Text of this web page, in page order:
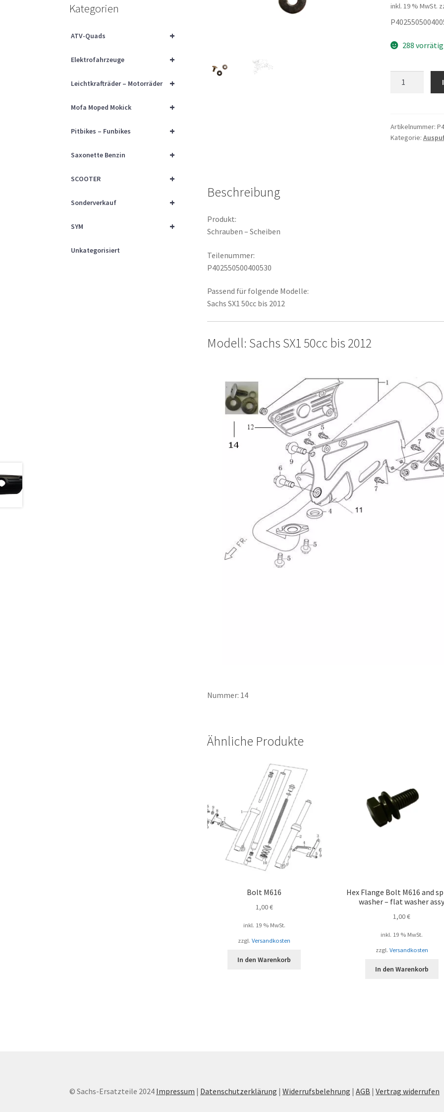
inkl. 19 % MwSt.
288 vorrätig
Artikelnummer:
Kategorie:
Beschreibung
Produkt:
Schrauben – Scheiben
Teilenummer:
P402550500400530
Passend für folgende Modelle:
Sachs SX1 50cc bis 2012
Modell: Sachs SX1 50cc bis 2012
Nummer: 14
Ähnliche Produkte
Bolt M616
1,00€
inkl. 19 % MwSt.
zzgl.Versandkosten
In den Warenkorb
Hex Flange Bolt M616 and
washer – flat washer
1,00€
inkl. 19 % MwSt.
zzgl. Versandkosten
In den Warenkorb
Kategorien
+
ATV-Quads
+
Elektrofahrzeuge
+
Leichtkrafträder – Motorräder
+
Mofa Moped Mokick
+
Pitbikes – Funbikes
+
Saxonette Benzin
+
SCOOTER
+
Sonderverkauf
+
SYM
Unkategorisiert
© Sachs-Ersatzteile 2024 Impressum | Datenschutzerklärung |Widerrufsbelehrung |AGB |Vertrag widerrufen